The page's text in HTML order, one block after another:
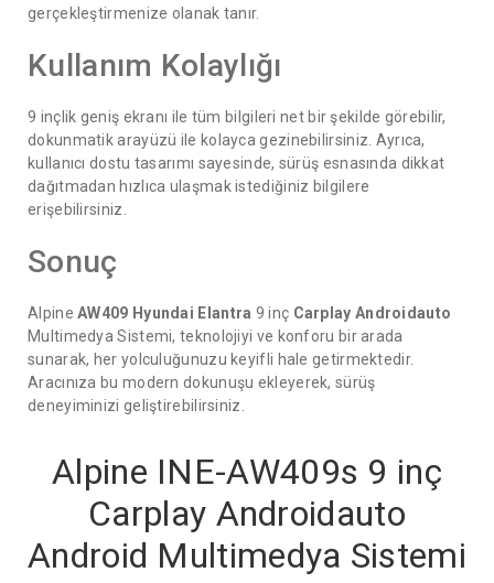
gerçekleştirmenize olanak tanır.
Kullanım Kolaylığı
9 inçlik geniş ekranı ile tüm bilgileri net bir şekilde görebilir,
dokunmatik arayüzü ile kolayca gezinebilirsiniz. Ayrıca,
kullanıcı dostu tasarımı sayesinde, sürüş esnasında dikkat
dağıtmadan hızlıca ulaşmak istediğiniz bilgilere
erişebilirsiniz.
Sonuç
AlpineAW409 Hyundai Elantra 9 inç Carplay Androidauto
Multimedya Sistemi, teknolojiyi ve konforu bir arada
sunarak, her yolculuğunuzu keyifli hale getirmektedir.
Aracınıza bu modern dokunuşu ekleyerek, sürüş
deneyiminizi geliştirebilirsiniz.
Alpine INE-AW409s 9 inç
Carplay Androidauto
Android Multimedya Sistemi